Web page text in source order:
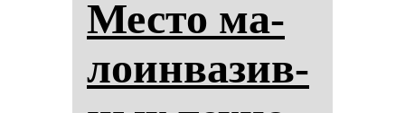
Мес­то ма­
ло­ин­ва­зив­